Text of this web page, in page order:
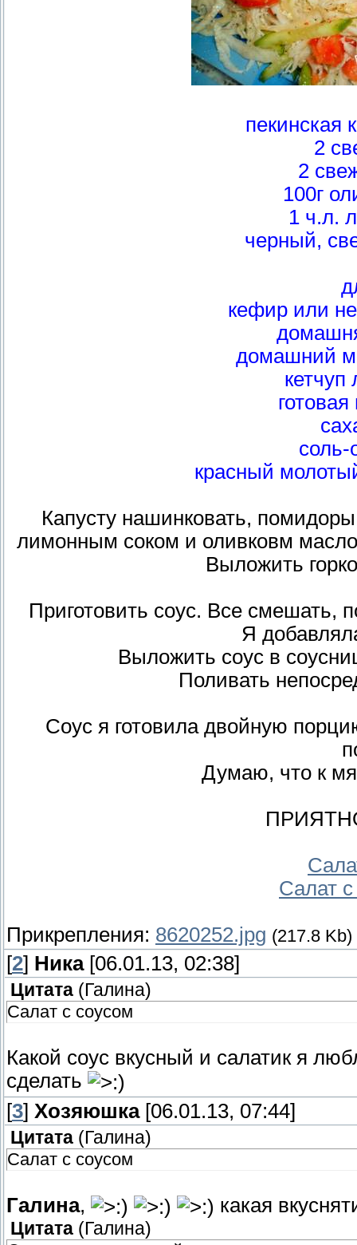
пекинская
2
2
100г
1 ч.л.
черный,
кефир или не
домашний
кетчуп
соль-
красный
Капусту нашинковать,
лимонным соком и оливковм
Выложить
Приготовить соус. Все смешать,
Я
Выложить соус в
Поливать
Соус я готовила двойную
Думаю, что к
Салат
Прикрепления: 8620252.jpg (217.8 Kb)
[2] Ника[06.01.13, 02:38]
Цитата ( Галина)
Салат с соусом
Какой соус вкусный и салатик я
сделать
[3] Хозяюшка[06.01.13, 07:44]
Цитата ( Галина)
Салат с соусом
Галина, какая
Цитата (Галина)